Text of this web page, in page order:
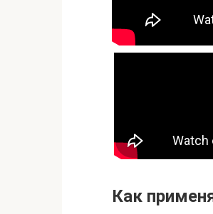
Как